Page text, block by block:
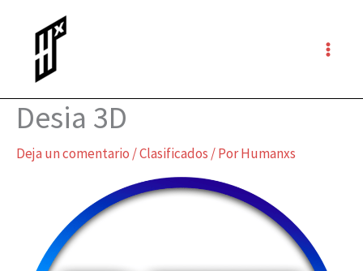
contenido
Desia 3D
Deja un comentario /Clasificados / PorHumanxs